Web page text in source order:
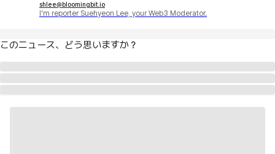
shlee@bloomingbit.io
I'm reporter Suehyeon Lee, your Web3 Moderator.
このニュース、どう思いますか？